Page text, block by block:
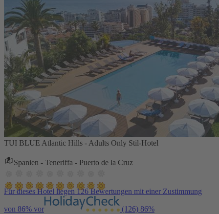
TUI BLUE Atlantic Hills - Adults Only Stil-Hotel
Spanien - Teneriffa - Puerto de la Cruz
Für dieses Hotel liegen 126 Bewertungen mit einer Zustimmung
von 86% vor (126) 86%